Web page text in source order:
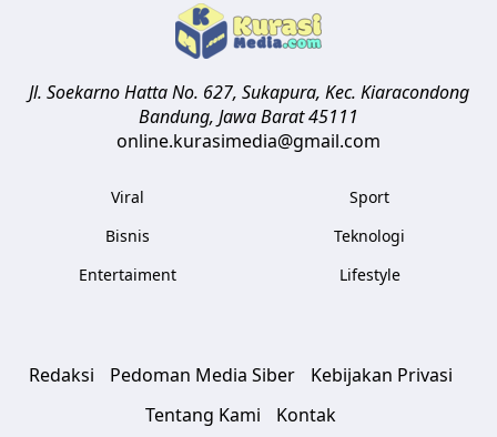
Jl. Soekarno Hatta No. 627, Sukapura, Kec. Kiaracondong
Bandung, Jawa Barat45111
online.kurasimedia@gmail.com
Viral
Bisnis
Entertaiment
Sport
Teknologi
Lifestyle
Redaksi Pedoman Media Siber
Kebijakan Privasi
Tentang Kami
Kontak